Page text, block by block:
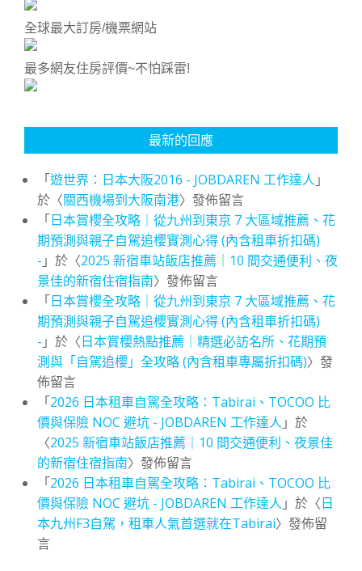
全球最大訂房/機票網站
最多網友住房評價~不怕踩雷!
最新的回應
「遊世界：日本大阪2016 - JOBDAREN 工作達人 」
於〈關西機場到大阪南港〉發佈留言
「日本賞櫻全攻略｜從九州到東京 7 大區域推薦、花
期預測與親子自駕追櫻實測心得 (內含租車折扣碼)
- 」於〈2025 新宿車站飯店推薦｜10 間交通便利、夜
景佳的新宿住宿指南〉發佈留言
「日本賞櫻全攻略｜從九州到東京 7 大區域推薦、花
期預測與親子自駕追櫻實測心得 (內含租車折扣碼)
- 」於〈日本賞櫻熱點推薦｜精選必訪名所、花期預
測與「自駕追櫻」全攻略 (內含租車專屬折扣碼)〉發
佈留言
「2026 日本租車自駕全攻略：Tabirai、TOCOO 比
價與保險 NOC 避坑 - JOBDAREN 工作達人 」於
〈2025 新宿車站飯店推薦｜10 間交通便利、夜景佳
的新宿住宿指南〉發佈留言
「2026 日本租車自駕全攻略：Tabirai、TOCOO 比
價與保險 NOC 避坑 - JOBDAREN 工作達人 」於〈日
本九州F3自駕，租車人氣首選就在Tabirai〉發佈留
言